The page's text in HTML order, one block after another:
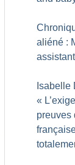
aliéné :
Isabelle
«
preuves